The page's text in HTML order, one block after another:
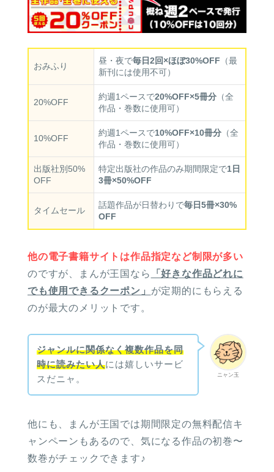
おみふり
昼・夜で毎日2回×ほぼ30%OFF （最
新刊には使用不可）
20%OFF
約週1ペースで20%OFF×5冊分 （全
作品・巻数に使用可）
10%OFF
約週1ペースで10%OFF×10冊分 （全
作品・巻数に使用可）
出版社別50%
OFF
特定出版社の作品のみ期間限定で1日
3冊×50%OFF
タイムセール
話題作品が日替わりで毎日5冊×30%
OFF
他の電子書籍サイトは作品指定など制限が多い
のですが、まんが王国なら
「好きな作品どれに
でも使用できるクーポン」 が定期的にもらえる
のが最大のメリットです。
ニャン玉
ジャンルに関係なく複数作品を同
時に読みたい人には嬉しいサービ
スだニャ。
他にも、まんが王国では期間限定の無料配信キ
ャンペーンもあるので、気になる作品の初巻〜
数巻がチェックできます♪